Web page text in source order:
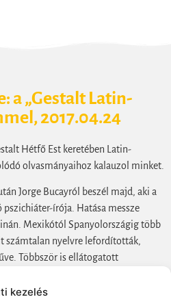
kezelés
a „Gestalt Latin-
2017.04.24
Hétfő Est keretében Latin-
olvasmányaihoz kalauzol minket.
Jorge Bucayról beszél majd, aki a
írója. Hatása messze
Mexikótól Spanyolországig több
számtalan nyelvre lefordították,
Többször is ellátogatott
műveit, néhány szemelvényt